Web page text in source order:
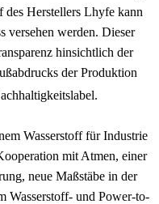
des Herstellers Lhyfe kann
versehen werden. Dieser
hinsichtlich der
der Produktion
Wasserstoff für Industrie
mit Atmen, einer
neue Maßstäbe in der
Wasserstoff- und Power-to-